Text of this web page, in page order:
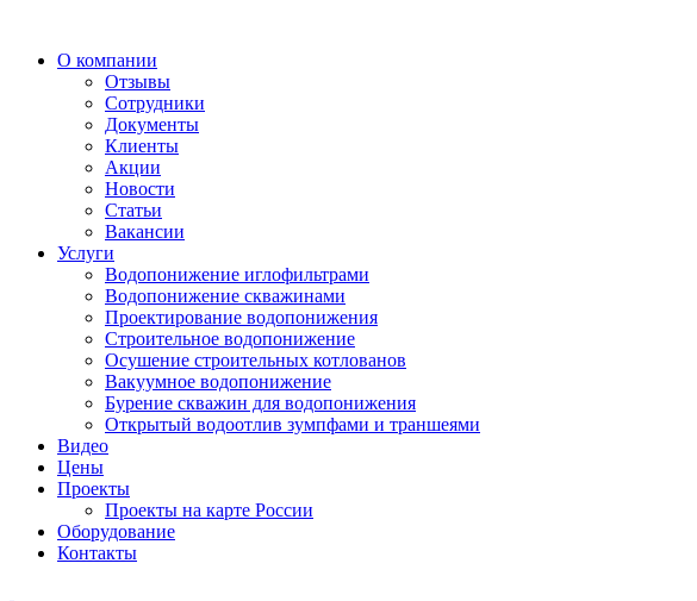
О компании
Отзывы
Сотрудники
Документы
Клиенты
Акции
Новости
Статьи
Вакансии
Услуги
Водопонижение иглофильтрами
Водопонижение скважинами
Проектирование водопонижения
Строительное водопонижение
Осушение строительных котлованов
Вакуумное водопонижение
Бурение скважин для водопонижения
Открытый водоотлив зумпфами и траншеями
Видео
Цены
Проекты
Проекты на карте России
Оборудование
Контакты